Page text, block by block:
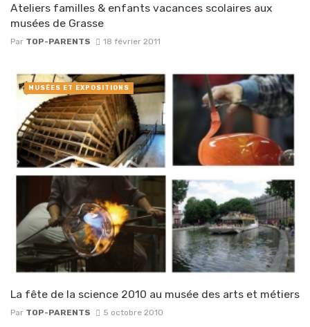
Ateliers familles & enfants vacances scolaires aux
musées de Grasse
Par TOP-PARENTS 18 février 2011
La fête de la science 2010 au musée des arts et métiers
Par TOP-PARENTS 5 octobre 2010
MUSÉES ET EXPOSITIONS